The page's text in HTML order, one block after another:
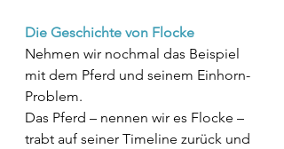
Die Geschichte von Flocke
Nehmen wir nochmal das Beispiel
mit dem Pferd und seinem Einhorn-
Problem.
Das Pferd – nennen wir es Flocke –
trabt auf seiner Timeline zurück und